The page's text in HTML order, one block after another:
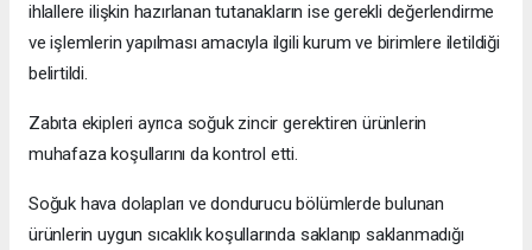
ihlallere ilişkin hazırlanan tutanakların ise gerekli değerlendirme
ve işlemlerin yapılması amacıyla ilgili kurum ve birimlere iletildiği
belirtildi.
Zabıta ekipleri ayrıca soğuk zincir gerektiren ürünlerin
muhafaza koşullarını da kontrol etti.
Soğuk hava dolapları ve dondurucu bölümlerde bulunan
ürünlerin uygun sıcaklık koşullarında saklanıp saklanmadığı